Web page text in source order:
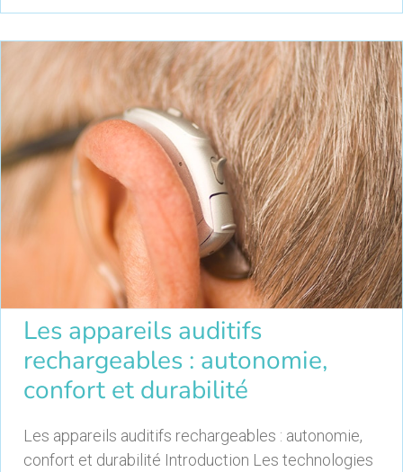
Les appareils auditifs
rechargeables : autonomie,
confort et durabilité
Les appareils auditifs rechargeables : autonomie,
confort et durabilité Introduction Les technologies